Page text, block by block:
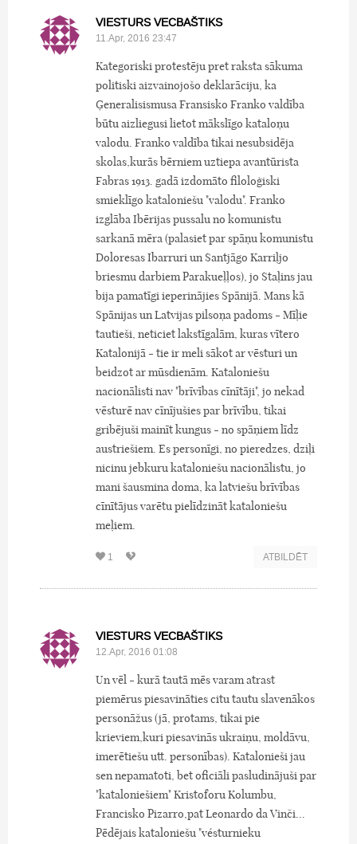
VIESTURS VECBAŠTIKS
11.Apr, 2016 23:47
Kategoriski protestēju pret raksta sākuma
politiski aizvainojošo deklarāciju, ka
Ģeneralisismusa Fransisko Franko valdība
būtu aizliegusi lietot mākslīgo kataloņu
valodu. Franko valdība tikai nesubsidēja
skolas,kurās bērniem uztiepa avantūrista
Fabras 1913. gadā izdomāto filoloģiski
smieklīgo kataloniešu "valodu". Franko
izglāba Ibērijas pussalu no komunistu
sarkanā mēra (palasiet par spāņu komunistu
Doloresas Ibarruri un Santjāgo Karriļjo
briesmu darbiem Parakueļļos), jo Staļins jau
bija pamatīgi ieperinājies Spānijā. Mans kā
Spānijas un Latvijas pilsoņa padoms - Mīļie
tautieši, neticiet lakstīgalām, kuras vītero
Katalonijā - tie ir meli sākot ar vēsturi un
beidzot ar mūsdienām. Kataloniešu
nacionālisti nav "brīvības cīnītāji", jo nekad
vēsturē nav cīnījušies par brīvību, tikai
gribējuši mainīt kungus - no spāņiem līdz
austriešiem. Es personīgi, no pieredzes, dziļi
nicinu jebkuru kataloniešu nacionālistu, jo
mani šausmina doma, ka latviešu brīvības
cīnītājus varētu pielīdzināt kataloniešu
meļiem.
1 ATBILDĒT
VIESTURS VECBAŠTIKS
12.Apr, 2016 01:08
Un vēl - kurā tautā mēs varam atrast
piemērus piesavināties citu tautu slavenākos
personāžus (jā, protams, tikai pie
krieviem,kuri piesavinās ukraiņu, moldāvu,
imerētiešu utt. personības). Katalonieši jau
sen nepamatoti, bet oficiāli pasludinājuši par
"kataloniešiem" Kristoforu Kolumbu,
Francisko Pizarro,pat Leonardo da Vinči...
Pēdējais kataloniešu "vésturnieku